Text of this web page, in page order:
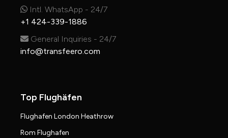
Intl. WhatsApp - 24/7
+1 424-339-1886
General Inquiries - 24/7
info@transfeero.com
Top Flughäfen
Flughafen London Heathrow
Rom Flughafen